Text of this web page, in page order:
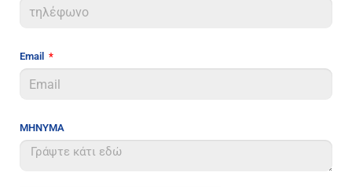
Email
ΜΗΝΥΜΑ